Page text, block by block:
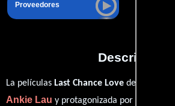
Proveedores
Descripción
La películas Last Chance Love del año
Ankie Lau y protagonizada por